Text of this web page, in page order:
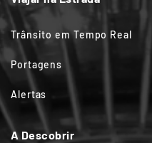
Trânsito em Tempo Real
Portagens
Alertas
A Descobrir